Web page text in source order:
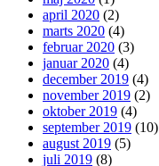
april 2020 (2)
marts 2020 (4)
februar 2020 (3)
januar 2020 (4)
december 2019 (4)
november 2019 (2)
oktober 2019 (4)
september 2019 (10)
august 2019 (5)
juli 2019 (8)